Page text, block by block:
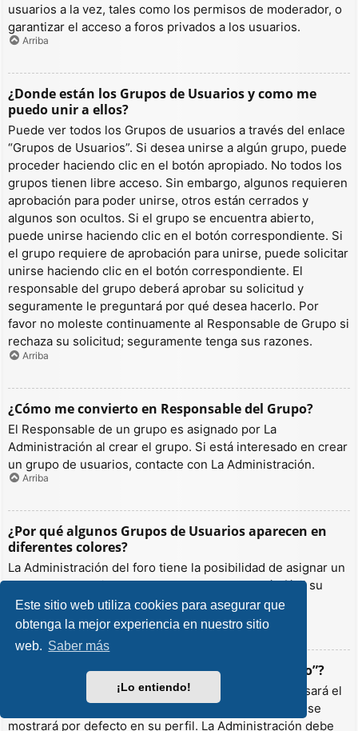
Este sitio web utiliza cookies para asegurar que
obtenga la mejor experiencia en nuestro sitio
web. Saber más
¡Lo entiendo!
usuarios a la vez, tales como los permisos de moderador, o
garantizar el acceso a foros privados a los usuarios.
Arriba
¿Donde están los Grupos de Usuarios y como me
puedo unir a ellos?
Puede ver todos los Grupos de usuarios a través del enlace
“Grupos de Usuarios”. Si desea unirse a algún grupo, puede
proceder haciendo clic en el botón apropiado. No todos los
grupos tienen libre acceso. Sin embargo, algunos requieren
aprobación para poder unirse, otros están cerrados y
algunos son ocultos. Si el grupo se encuentra abierto,
puede unirse haciendo clic en el botón correspondiente. Si
el grupo requiere de aprobación para unirse, puede solicitar
unirse haciendo clic en el botón correspondiente. El
responsable del grupo deberá aprobar su solicitud y
seguramente le preguntará por qué desea hacerlo. Por
favor no moleste continuamente al Responsable de Grupo si
rechaza su solicitud; seguramente tenga sus razones.
Arriba
¿Cómo me convierto en Responsable del Grupo?
El Responsable de un grupo es asignado por La
Administración al crear el grupo. Si está interesado en crear
un grupo de usuarios, contacte con La Administración.
Arriba
¿Por qué algunos Grupos de Usuarios aparecen en
diferentes colores?
La Administración del foro tiene la posibilidad de asignar un
color a los usuarios de un grupo para hacer más fácil su
identificación.
Arriba
¿Qué es un “Grupo de Usuarios predeterminado”?
Si es miembro de más de un grupo por defecto, se usará el
“predeterminado” para determinar qué color y rango se
mostrará por defecto en su perfil. La Administración debe